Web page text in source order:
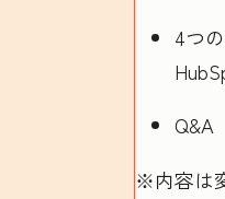
4つ
Q&A
※内容は